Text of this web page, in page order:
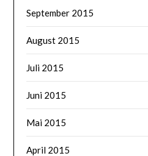
September 2015
August 2015
Juli 2015
Juni 2015
Mai 2015
April 2015